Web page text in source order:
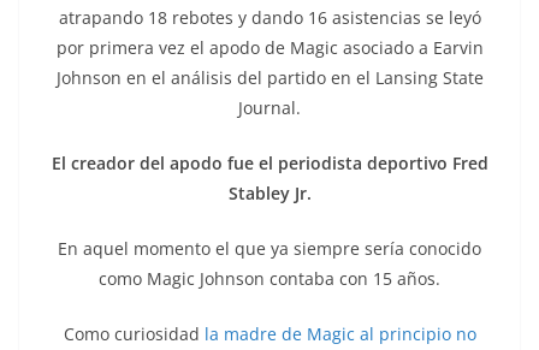
atrapando 18 rebotes y dando 16 asistencias se leyó
por primera vez el apodo de Magic asociado a Earvin
Johnson en el análisis del partido en el Lansing State
Journal.
El creador del apodo fue el periodista deportivo Fred
Stabley Jr.
En aquel momento el que ya siempre sería conocido
como Magic Johnson contaba con 15 años.
Como curiosidad la madre de Magic al principio no